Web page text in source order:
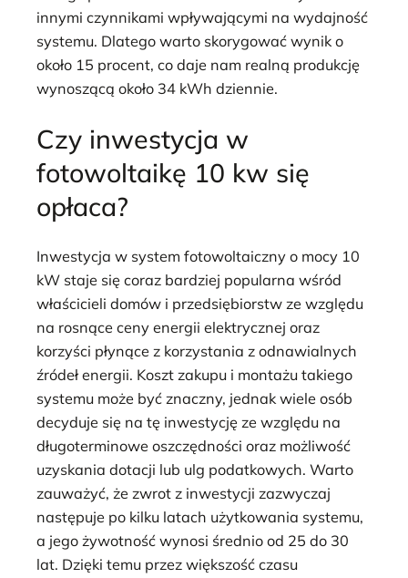
innymi czynnikami wpływającymi na wydajność
systemu. Dlatego warto skorygować wynik o
około 15 procent, co daje nam realną produkcję
wynoszącą około 34 kWh dziennie.
Czy inwestycja w
fotowoltaikę 10 kw się
opłaca?
Inwestycja w system fotowoltaiczny o mocy 10
kW staje się coraz bardziej popularna wśród
właścicieli domów i przedsiębiorstw ze względu
na rosnące ceny energii elektrycznej oraz
korzyści płynące z korzystania z odnawialnych
źródeł energii. Koszt zakupu i montażu takiego
systemu może być znaczny, jednak wiele osób
decyduje się na tę inwestycję ze względu na
długoterminowe oszczędności oraz możliwość
uzyskania dotacji lub ulg podatkowych. Warto
zauważyć, że zwrot z inwestycji zazwyczaj
następuje po kilku latach użytkowania systemu,
a jego żywotność wynosi średnio od 25 do 30
lat. Dzięki temu przez większość czasu